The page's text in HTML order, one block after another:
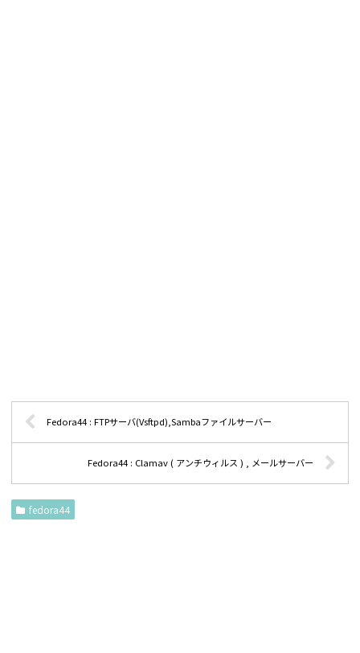
Fedora44 : FTPサーバ(Vsftpd),Sambaファイルサーバー
Fedora44 : Clamav ( アンチウィルス ) , メールサーバー
fedora44